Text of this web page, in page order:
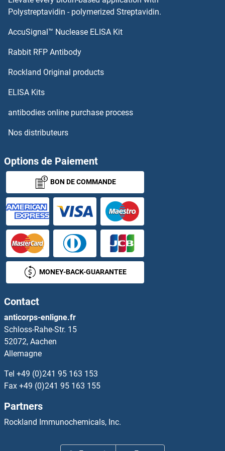
GATA3 Kits ELISA
GATA Binding Protein 6 Kits ELISA
GCLM Kits ELISA
GCNT1 Kits ELISA
GCNT3 Kits ELISA
GCNT7 Kits ELISA
GCP2 Kits ELISA
GDA Kits ELISA
GDE1 Kits ELISA
GDF1 Kits ELISA
GDF10 Kits ELISA
GDF11 Kits ELISA
GDF15 Kits ELISA
GDF2 Kits ELISA
GDF3 Kits ELISA
Polystreptavidin - polymerized Streptavidin.
AccuSignal™ Nuclease ELISA Kit
Rabbit RFP Antibody
Rockland Original products
ELISA Kits
antibodies online purchase process
Nos distributeurs
Options de Paiement
BON DE COMMANDE
MONEY-BACK-GUARANTEE
Contact
anticorps-enligne.fr
Schloss-Rahe-Str. 15
52072, Aachen
Allemagne
Tel +49 (0)241 95 163 153
Fax +49 (0)241 95 163 155
Partners
Rockland Immunochemicals, Inc.